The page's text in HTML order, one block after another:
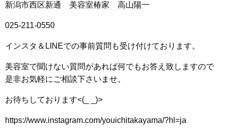
新潟市西区新通 美容室椿家 高山陽一
025-211-0550
インスタ＆LINEでの事前質問も受け付けております。
美容室で聞けない質問があれば何でもお答え致しますので
是非お気軽にご相談下さいませ。
お待ちしております<(_ _)>
https://www.instagram.com/youichitakayama/?hl=ja